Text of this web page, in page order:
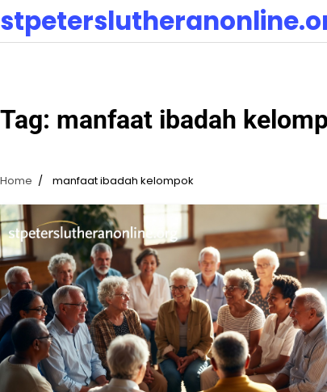
Skip
to
content
Tag: manfaat ibadah
Home manfaat ibadah kelompok